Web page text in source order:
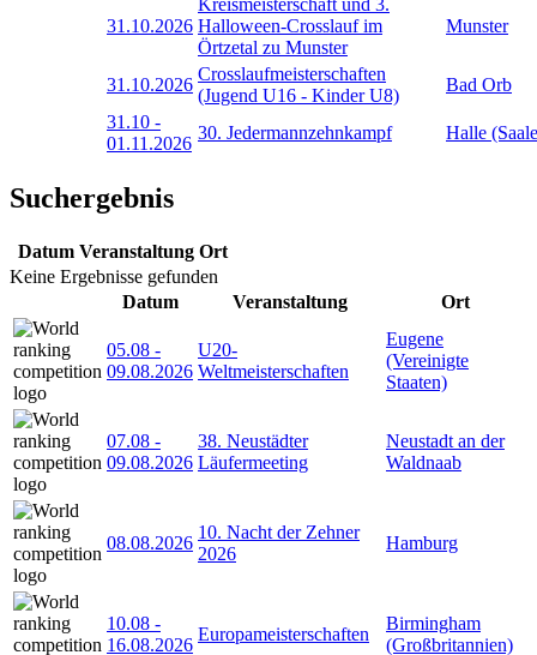
31.10.2026 Halloween-Crosslauf im
Örtzetal zu Munster
Munster
31.10.2026
Crosslaufmeisterschaften
(Jugend U16 - Kinder U8)
Bad Orb
31.10 -
01.11.2026
30. Jedermannzehnkampf Halle
Suchergebnis
Datum Veranstaltung Ort
Keine Ergebnisse gefunden
Datum
Veranstaltung Ort
05.08 -
09.08.2026
U20-
Weltmeisterschaften
Eugene
(Vereinigte
Staaten)
07.08 -
09.08.2026
38. Neustädter
Läufermeeting
Neustadt an der
Waldnaab
08.08.2026
10. Nacht der Zehner
2026
Hamburg
10.08 -
16.08.2026
Europameisterschaften
Birmingham
(Großbritannien)